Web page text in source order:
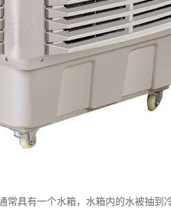
具有一个水箱，水箱内的水被抽到